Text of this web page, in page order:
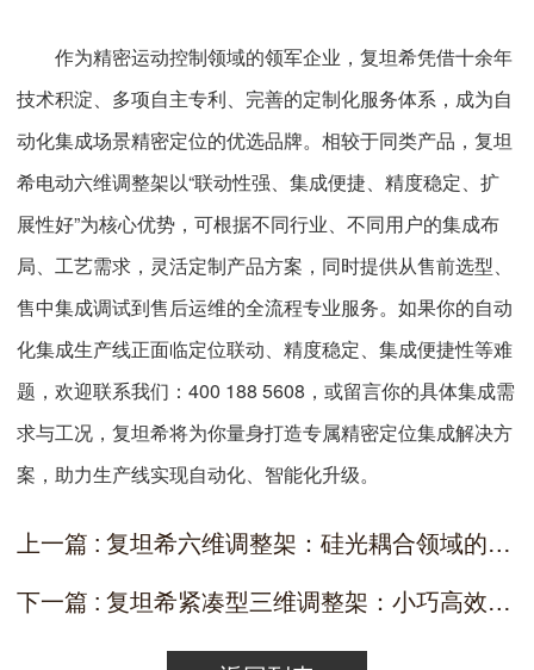
作为精密运动控制领域的领军企业，复坦希凭借十余年
技术积淀、多项自主专利、完善的定制化服务体系，成为自
动化集成场景精密定位的优选品牌。相较于同类产品，复坦
希电动六维调整架以“联动性强、集成便捷、精度稳定、扩
展性好”为核心优势，可根据不同行业、不同用户的集成布
局、工艺需求，灵活定制产品方案，同时提供从售前选型、
售中集成调试到售后运维的全流程专业服务。如果你的自动
化集成生产线正面临定位联动、精度稳定、集成便捷性等难
题，欢迎联系我们：400 188 5608，或留言你的具体集成需
求与工况，复坦希将为你量身打造专属精密定位集成解决方
案，助力生产线实现自动化、智能化升级。
上一篇 : 复坦希六维调整架：硅光耦合领域的精密定位核心解决方案
下一篇 : 复坦希紧凑型三维调整架：小巧高效，轻松节省实验空间